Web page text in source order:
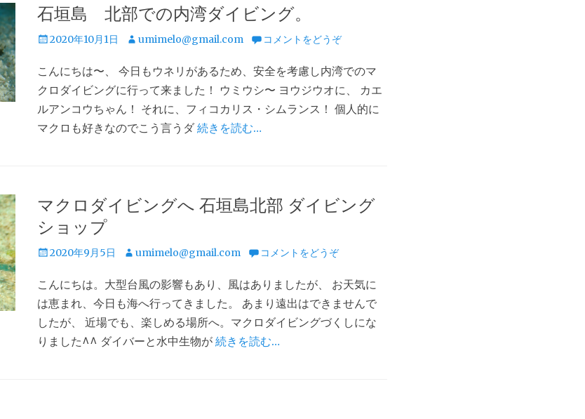
石垣島 北部での内湾ダイビング。
投
日
2020年10月1日
投
者
umimelo@gmail.com コメントをどうぞ
こんにちは〜、 今日もウネリがあるため、安全を考慮し内湾でのマ
クロダイビングに行って来ました！ ウミウシ〜 ヨウジウオに、 カエ
ルアンコウちゃん！ それに、フィコカリス・シムランス！ 個人的に
マクロも好きなのでこう言うダ 続きを読む…
マクロダイビングへ 石垣島北部 ダイビング
ショップ
投
日
2020年9月5日
投
者
umimelo@gmail.com コメントをどうぞ
こんにちは。大型台風の影響もあり、風はありましたが、 お天気に
は恵まれ、今日も海へ行ってきました。 あまり遠出はできませんで
したが、 近場でも、楽しめる場所へ。マクロダイビングづくしにな
りました^^ ダイバーと水中生物が 続きを読む…